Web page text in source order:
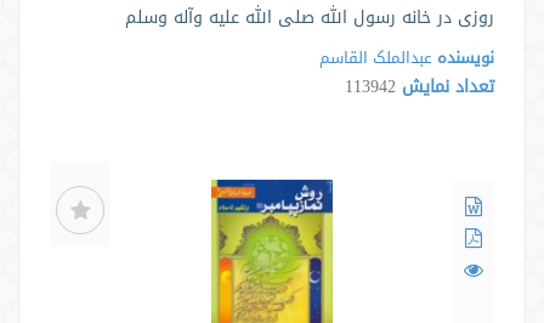
روزی در خانه رسول الله صلی الله علیه وآله وسلم
نویسنده عبدالملک القاسم
تعداد نمایش 113942